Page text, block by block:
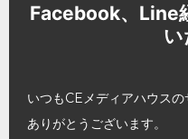
Facebook、Line
い
いつもCEメディアハウス
ありがとうございます。